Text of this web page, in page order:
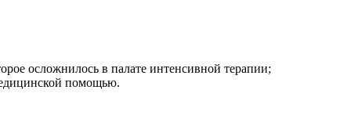
осложнилось в палате интенсивной терапии;
помощью.